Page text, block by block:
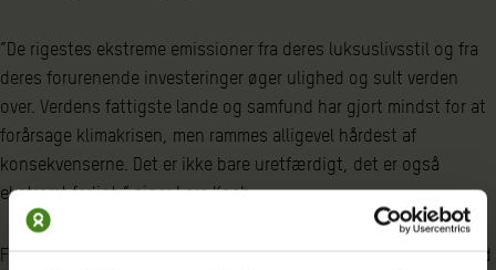
”De rigestes ekstreme emissioner fra deres luksuslivsstil og fra
deres forurenende investeringer øger ulighed og sult verden
over. Verdens fattigste lande og samfund har gjort mindst for at
forårsage klimakrisen, men rammes alligevel hårdest af
konsekvenserne. Det er ikke bare uretfærdigt, det er også
ekstremt farligt,” siger Lars Koch.
Forud for COP29 advarer Oxfam derfor om, at konsekvenserne ved